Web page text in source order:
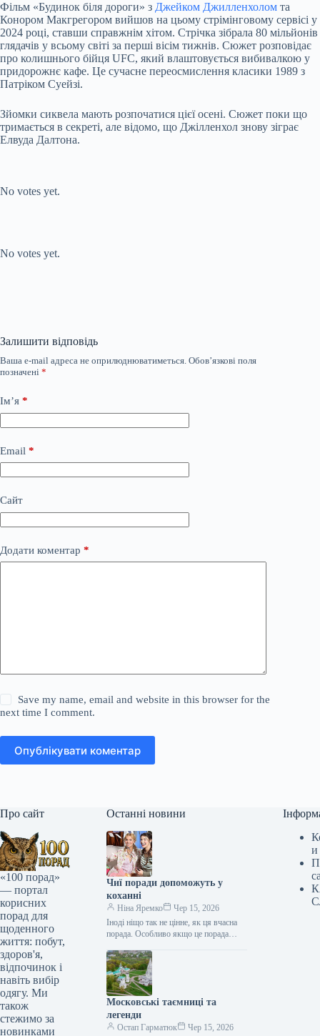
Фільм «Будинок біля дороги» з Джейком Джилленхолом та
Конором Макгрегором вийшов на цьому стрімінговому сервісі у
2024 році, ставши справжнім хітом. Стрічка зібрала 80 мільйонів
глядачів у всьому світі за перші вісім тижнів. Сюжет розповідає
про колишнього бійця UFC, який влаштовується вибивалкою у
придорожнє кафе. Це сучасне переосмислення класики 1989 з
Патріком Суейзі.
Зйомки сиквела мають розпочатися цієї осені. Сюжет поки що
тримається в секреті, але відомо, що Джілленхол знову зіграє
Елвуда Далтона.
No votes yet.
No votes yet.
Залишити відповідь
Ваша e-mail адреса не оприлюднюватиметься. Обов’язкові поля
позначені *
Ім’я *
Email *
Сайт
Додати коментар *
Save my name, email and website in this browser for the
next time I comment.
Опублікувати коментар
Про сайт
«100 порад»
— портал
корисних
порад для
щоденного
життя: побут,
здоров'я,
відпочинок і
навіть вибір
одягу. Ми
також
стежимо за
новинками
Останні новини
Чиї поради допоможуть у
коханні
Ніна Яремко
Чер 15, 2026
Іноді ніщо так не цінне, як ця вчасна
порада. Особливо якщо це порада
косметолога, тренера, стиліста…
Московські таємниці та
легенди
Остап Гарматюк Чер 15, 2026
и